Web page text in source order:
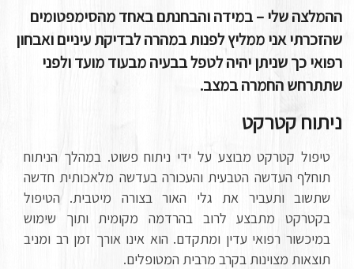
ההמלצה שלי – במידה והבחנתם באחד מהסימפטומים
שהזכרתי אני ממליץ לפנות במהרה לבדיקת עיניים ואבחון
רפואי כך שניתן יהיה לטפל בבעיה מבעוד מועד ולפני
שתתרחש החמרה במצב.
ניתוח קטרקט
טיפול קטרקט מבוצע על ידי ניתוח פשוט. במהלך הניתוח
תוחלף העדשה הטבעית והעכורה בעדשה מלאכותית חדשה
שתשוב ותעביר את גלי האור בצורה מיטבית. הטיפול
בקטרקט מתבצע לרוב בהרדמה מקומית ותוך שימוש
במיכשור רפואי עדין ומתקדם. הוא אינו אורך זמן רב ומניב
תוצאות מצוינות בקרב מרבית המטופלים.